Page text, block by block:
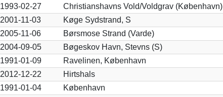
1993-02-27
Christianshavns Vold/Voldgrav (København)
2001-11-03
Køge Sydstrand, S
2005-11-06
Børsmose Strand (Varde)
2004-09-05
Bøgeskov Havn, Stevns (S)
1991-01-09
Ravelinen, København
2012-12-22
Hirtshals
1991-01-04
København